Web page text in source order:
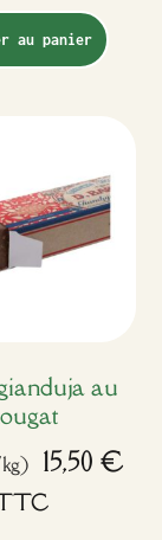
au panier
au
15,50 €